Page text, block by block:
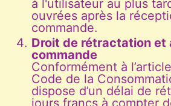
à l'utilisateur au plus
ouvrées après la
commande.
Droit de rétractation et
commande
Conformément à
Code de la
dispose d’un délai de
jours francs à compter